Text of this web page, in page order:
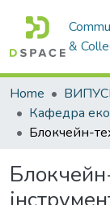
&
Home